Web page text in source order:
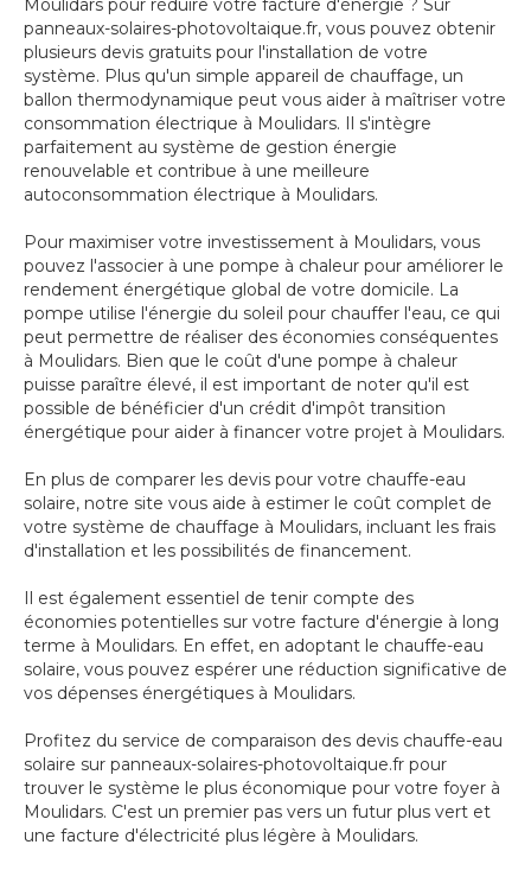
Moulidars pour réduire votre facture d'énergie ? Sur
panneaux-solaires-photovoltaique.fr, vous pouvez obtenir
plusieurs devis gratuits pour l'installation de votre
système. Plus qu'un simple appareil de chauffage, un
ballon thermodynamique peut vous aider à maîtriser votre
consommation électrique à Moulidars. Il s'intègre
parfaitement au système de gestion énergie
renouvelable et contribue à une meilleure
autoconsommation électrique à Moulidars.
Pour maximiser votre investissement à Moulidars, vous
pouvez l'associer à une pompe à chaleur pour améliorer le
rendement énergétique global de votre domicile. La
pompe utilise l'énergie du soleil pour chauffer l'eau, ce qui
peut permettre de réaliser des économies conséquentes
à Moulidars. Bien que le coût d'une pompe à chaleur
puisse paraître élevé, il est important de noter qu'il est
possible de bénéficier d'un crédit d'impôt transition
énergétique pour aider à financer votre projet à Moulidars.
En plus de comparer les devis pour votre chauffe-eau
solaire, notre site vous aide à estimer le coût complet de
votre système de chauffage à Moulidars, incluant les frais
d'installation et les possibilités de financement.
Il est également essentiel de tenir compte des
économies potentielles sur votre facture d'énergie à long
terme à Moulidars. En effet, en adoptant le chauffe-eau
solaire, vous pouvez espérer une réduction significative de
vos dépenses énergétiques à Moulidars.
Profitez du service de comparaison des devis chauffe-eau
solaire sur panneaux-solaires-photovoltaique.fr pour
trouver le système le plus économique pour votre foyer à
Moulidars. C'est un premier pas vers un futur plus vert et
une facture d'électricité plus légère à Moulidars.